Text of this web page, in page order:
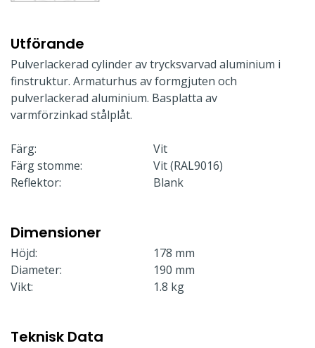
Utförande
Pulverlackerad cylinder av trycksvarvad aluminium i
finstruktur. Armaturhus av formgjuten och
pulverlackerad aluminium. Basplatta av
varmförzinkad stålplåt.
Färg:
Vit
Färg stomme:
Vit (RAL9016)
Reflektor:
Blank
Dimensioner
Höjd:
178 mm
Diameter:
190 mm
Vikt:
1.8 kg
Teknisk Data